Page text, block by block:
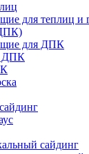
для теплиц и
для ДПК
ДПК
сайдинг